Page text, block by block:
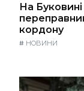
На Буковині
кордону
# НОВИНИ